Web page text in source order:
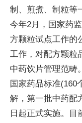
制、煎煮、制粒等
今年2月，国家药
方颗粒试点工作的
工作，对配方颗粒
中药饮片管理范畴
国家药品标准(160
解，第一批中药配
日起正式实施。目